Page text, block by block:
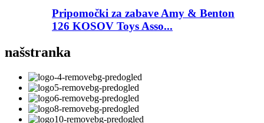
Pripomočki za zabave Amy & Benton
126 KOSOV Toys Asso...
našstranka